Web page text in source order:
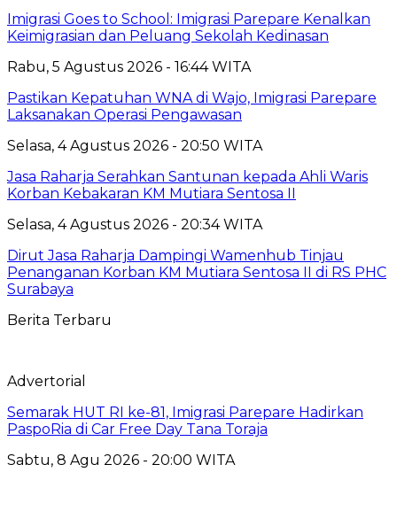
Imigrasi Goes to School: Imigrasi Parepare Kenalkan
Keimigrasian dan Peluang Sekolah Kedinasan
Rabu, 5 Agustus 2026 - 16:44 WITA
Pastikan Kepatuhan WNA di Wajo, Imigrasi Parepare
Laksanakan Operasi Pengawasan
Selasa, 4 Agustus 2026 - 20:50 WITA
Jasa Raharja Serahkan Santunan kepada Ahli Waris
Korban Kebakaran KM Mutiara Sentosa II
Selasa, 4 Agustus 2026 - 20:34 WITA
Dirut Jasa Raharja Dampingi Wamenhub Tinjau
Penanganan Korban KM Mutiara Sentosa II di RS PHC
Surabaya
Berita Terbaru
Advertorial
Semarak HUT RI ke-81, Imigrasi Parepare Hadirkan
PaspoRia di Car Free Day Tana Toraja
Sabtu, 8 Agu 2026 - 20:00 WITA